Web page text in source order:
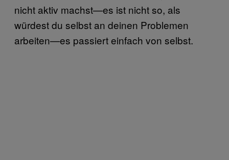
nicht aktiv machst—es ist nicht so, als
würdest du selbst an deinen Problemen
arbeiten—es passiert einfach von selbst.